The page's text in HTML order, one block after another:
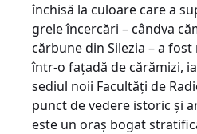
închisă la culoare care a
grele încercări – cândva
cărbune din Silezia – a
într-o fațadă de cărămizi,
sediul noii Facultăți de
punct de vedere istoric și
este un oraș bogat